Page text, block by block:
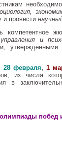
провести
компетентное
и
28 февраля,1
из числа
в
побед